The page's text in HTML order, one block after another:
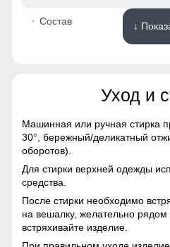
Состав
Подкладка воротника
Материал
Фактура материала
↓
Уход и
Машинная или ручная стирка
30°, бережный/деликатный
оборотов).
Для стирки верхней одежды
средства.
После стирки необходимо
на вешалку, желательно
встряхивайте изделие.